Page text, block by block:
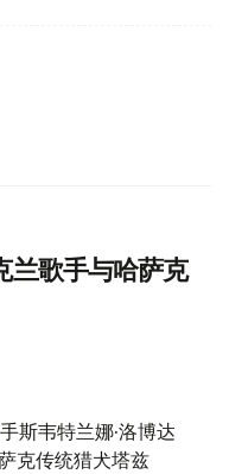
兰歌手与哈萨克
斯韦特兰娜·洛博达
克传统猎犬塔兹